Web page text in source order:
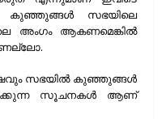
കുഞ്ഞുങ്ങൾ സഭയിലെ
അംഗം ആകണമെങ്കിൽ
സഭയിൽ കുഞ്ഞുങ്ങൾ
സൂചനകൾ ആണ്